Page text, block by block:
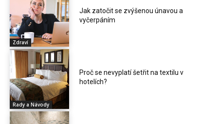
Zdraví
Jak zatočit se zvýšenou únavou a
vyčerpáním
Rady a Návody
Proč se nevyplatí šetřit na textilu v
hotelích?